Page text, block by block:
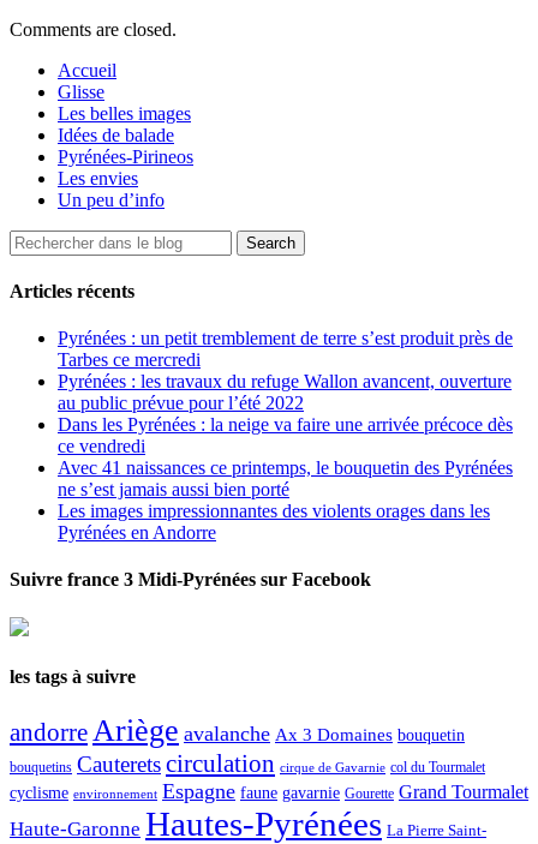
Comments are closed.
Accueil
Glisse
Les belles images
Idées de balade
Pyrénées-Pirineos
Les envies
Un peu d’info
Articles récents
Pyrénées : un petit tremblement de terre s’est produit près de
Tarbes ce mercredi
Pyrénées : les travaux du refuge Wallon avancent, ouverture
au public prévue pour l’été 2022
Dans les Pyrénées : la neige va faire une arrivée précoce dès
ce vendredi
Avec 41 naissances ce printemps, le bouquetin des Pyrénées
ne s’est jamais aussi bien porté
Les images impressionnantes des violents orages dans les
Pyrénées en Andorre
Suivre france 3 Midi-Pyrénées sur Facebook
les tags à suivre
andorreAriège avalanche Ax 3 Domaines bouquetin
bouquetins Cauteretscirculation cirque de Gavarnie col du Tourmalet
cyclisme environnement Espagne faune gavarnie Gourette Grand Tourmalet
Haute-Garonne Hautes-Pyrénées La Pierre Saint-